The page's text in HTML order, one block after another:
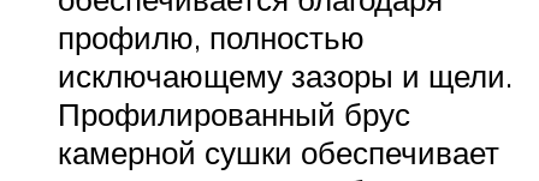
профилю, полностью
исключающему зазоры и щели.
Профилированный брус
камерной сушки обеспечивает